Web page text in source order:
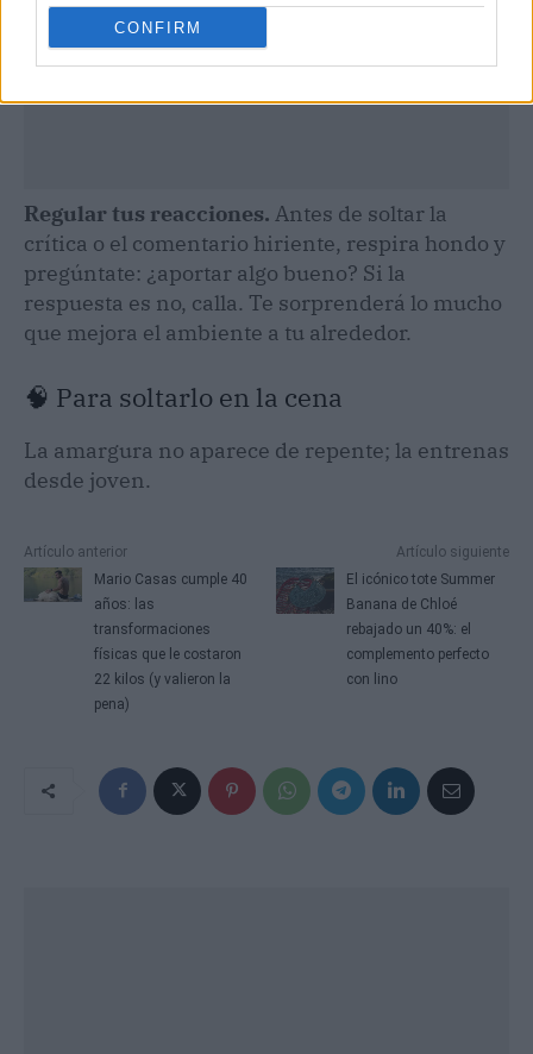
CONFIRM
Regular tus reacciones. Antes de soltar la
crítica o el comentario hiriente, respira hondo y
pregúntate: ¿aportar algo bueno? Si la
respuesta es no, calla. Te sorprenderá lo mucho
que mejora el ambiente a tu alrededor.
🧠 Para soltarlo en la cena
La amargura no aparece de repente; la entrenas
desde joven.
Artículo anterior
Mario Casas cumple 40
años: las
transformaciones
físicas que le costaron
22 kilos (y valieron la
pena)
Artículo siguiente
El icónico tote Summer
Banana de Chloé
rebajado un 40%: el
complemento perfecto
con lino